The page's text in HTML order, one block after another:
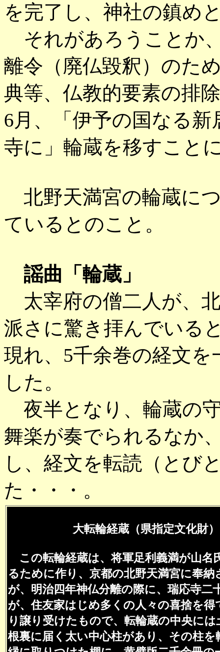
を完了し、神社の鎮め
それがあろうことか
離令（廃仏毀釈）のた
典等、仏教的要素の排
6月、「伊予の国なる
寺に」輪蔵を移すこと
北野天満宮の輪蔵に
ているとのこと。
謡曲「輪蔵」
太宰府の僧二人が、
派さに驚き拝んでいる
現れ、5千余巻の経文
した。
夜半となり、輪蔵の
舞楽が奏でられるなか
し、経文を転読（とび
た・・・。
大転輪経蔵（県指定文化財）
この転輪経蔵は、将軍足利義満が山名
るために作り、京都の北野天満宮に奉納
が、明治四年神仏分離の際に、瑞応寺二
が、住友家はじめ多くの人々の喜捨を得
り譲り受けたもので、転輪蔵の中央には
根裏に届く太い中心柱があり、その柱を